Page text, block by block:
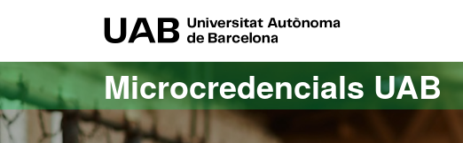
Microcredencials UAB